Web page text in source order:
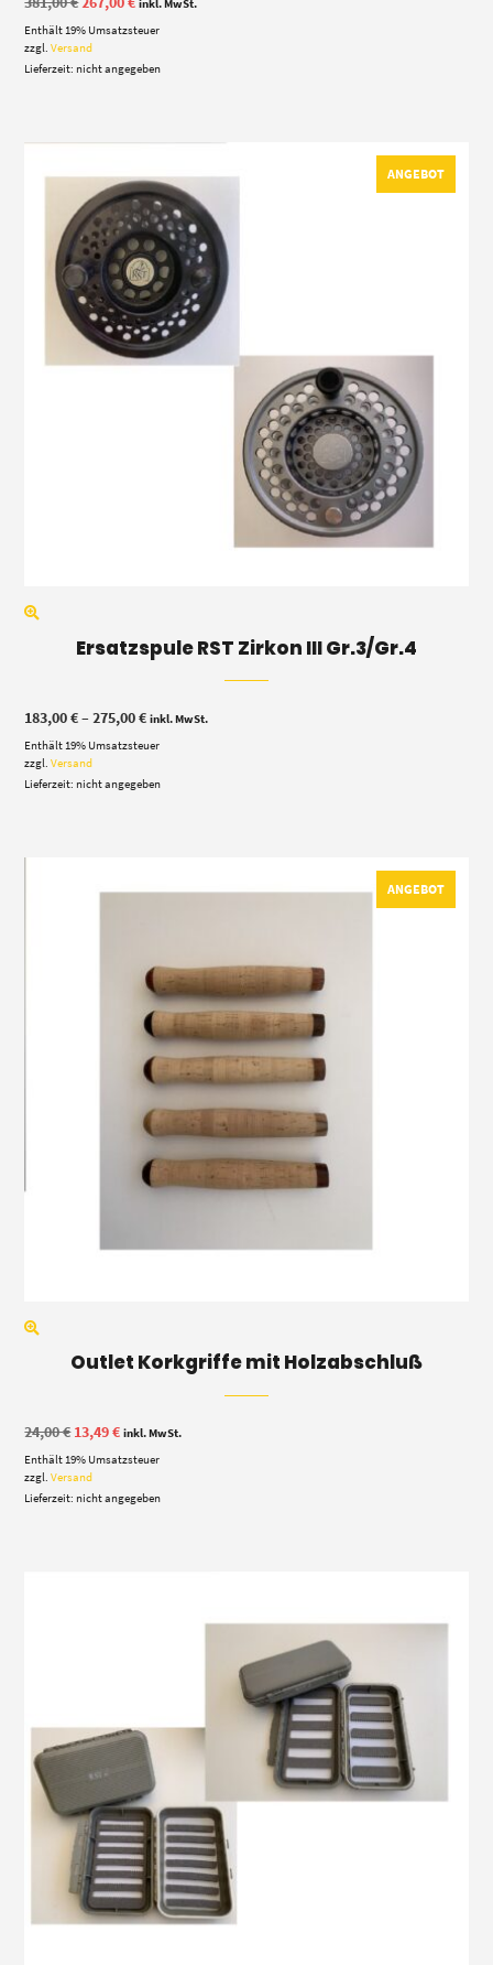
Preis
war:
381,00 €
ist:
inkl. MwSt.
Enthält 19% Umsatzsteuer
zzgl.Versand
Lieferzeit: nicht angegeben
ANGEBOT
Ersatzspule RST Zirkon III Gr.3/Gr.4
183,00€–275,00€Preisspanne:
bis
inkl. MwSt.
Enthält 19% Umsatzsteuer
zzgl.Versand
Lieferzeit: nicht angegeben
ANGEBOT
Outlet Korkgriffe mit Holzabschluß
24,00€ Ursprünglicher
Preis
war:
24,00 €
13,49€Aktueller
ist:
inkl. MwSt.
Enthält 19% Umsatzsteuer
zzgl.Versand
Lieferzeit: nicht angegeben